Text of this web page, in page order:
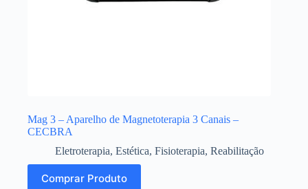
Mag 3 – Aparelho de Magnetoterapia 3 Canais –
CECBRA
Eletroterapia, Estética, Fisioterapia, Reabilitação
Comprar Produto